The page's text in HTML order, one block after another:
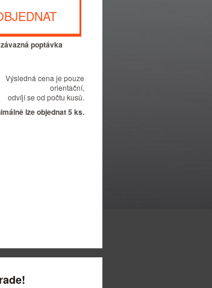
poptávka
Výsledná cena je pouze
orientační,
odvíjí se od počtu kusů.
lze objednat 5 ks.